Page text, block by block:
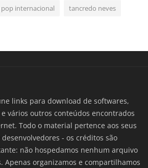
pop internacional tancredo neves
links para download de softwares,
vários outros conteúdos encontrados
Todo o material pertence aos seus
- os créditos são
não hospedamos nenhum arquivo
Apenas organizamos e compartilhamos